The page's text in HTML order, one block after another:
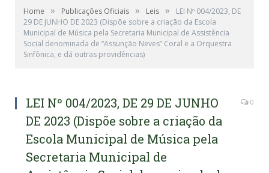
Home » Publicações Oficiais » Leis »
LEI Nº 004/2023, DE
29 DE JUNHO DE 2023 (Dispõe sobre a criação da Escola
Municipal de Música pela Secretaria Municipal de Assistência
Social denominada de “Assunção Neves” Coral e a Orquestra
Sinfônica, e dá outras providências)
LEI Nº 004/2023, DE 29 DE JUNHO
DE 2023 (Dispõe sobre a criação da
Escola Municipal de Música pela
Secretaria Municipal de
0